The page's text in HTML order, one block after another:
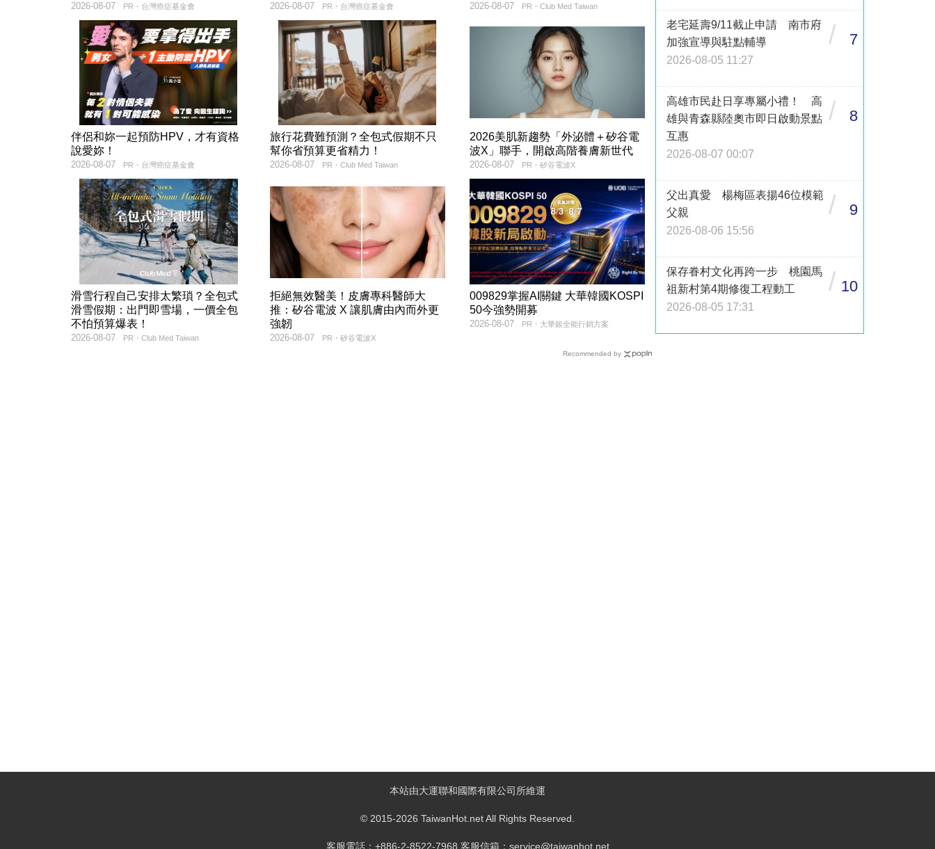
PR・台灣癌症基金會
2026-08-07 PR・台灣癌症基金會
2026-08-07 PR・Club Med Taiwan
2026-08-07
伴侶和妳一起預防HPV，才有資格
說愛妳！
PR・台灣癌症基金會
2026-08-07
旅行花費難預測？全包式假期不只
幫你省預算更省精力！
PR・Club Med Taiwan
2026-08-07
2026美肌新趨勢「外泌體＋矽谷電
波X」聯手，開啟高階養膚新世代
PR・矽谷電波X
2026-08-07
滑雪行程自己安排太繁瑣？全包式
滑雪假期：出門即雪場，一價全包
不怕預算爆表！
PR・Club Med Taiwan
2026-08-07
拒絕無效醫美！皮膚專科醫師大
推：矽谷電波 X 讓肌膚由內而外更
強韌
PR・矽谷電波X
2026-08-07
009829掌握AI關鍵 大華韓國KOSPI
50今強勢開募
PR・大華銀全能行銷方案
2026-08-07
Recommended by
老宅延壽9/11截止申請 南市府
加強宣導與駐點輔導
2026-08-05 11:27
/ 7
高雄市民赴日享專屬小禮！ 高
雄與青森縣陸奧市即日啟動景點
互惠
2026-08-07 00:07
/ 8
父出真愛 楊梅區表揚46位模範
父親
2026-08-06 15:56
/ 9
保存眷村文化再跨一步 桃園馬
祖新村第4期修復工程動工
2026-08-05 17:31
/ 10
本站由大運聯和國際有限公司所維運
© 2015-2026 TaiwanHot.net All Rights Reserved.
客服電話：+886-2-8522-7968 客服信箱：service@taiwanhot.net